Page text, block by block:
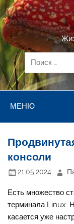
Перейти
к
содержимому
МЕНЮ
консоли
21.05.2024
Есть множество
терминала Linux.
касается уже